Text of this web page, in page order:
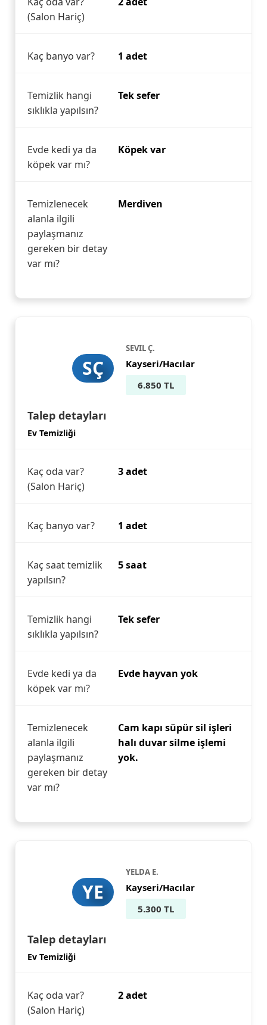
(Salon Hariç)
Kaç banyo var? 1 adet
Temizlik hangi
sıklıkla yapılsın?
Tek sefer
Evde kedi ya da
köpek var mı?
Köpek var
Temizlenecek
alanla ilgili
paylaşmanız
gereken bir detay
var mı?
Merdiven
SÇ
SEVIL Ç.
Kayseri/Hacılar
6.850 TL
Talep detayları
Ev Temizliği
Kaç oda var?
(Salon Hariç)
3 adet
Kaç banyo var? 1 adet
Kaç saat temizlik
yapılsın?
5 saat
Temizlik hangi
sıklıkla yapılsın?
Tek sefer
Evde kedi ya da
köpek var mı?
Evde hayvan yok
Temizlenecek
alanla ilgili
paylaşmanız
gereken bir detay
var mı?
Cam kapı süpür sil işleri
halı duvar silme işlemi
yok.
YE
YELDA E.
Kayseri/Hacılar
5.300 TL
Talep detayları
Ev Temizliği
Kaç oda var?
(Salon Hariç)
2 adet